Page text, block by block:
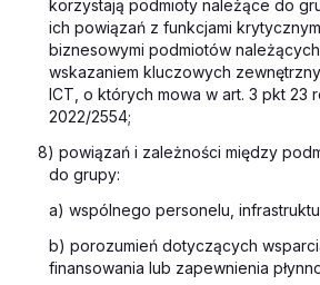
korzystają podmioty należące do
ich powiązań z funkcjami
biznesowymi podmiotów
wskazaniem kluczowych
ICT, o których mowa w art. 3 pkt 23
2022/2554;
8) powiązań i zależności między
do grupy:
a) wspólnego personelu,
b) porozumień dotyczących
finansowania lub zapewnienia